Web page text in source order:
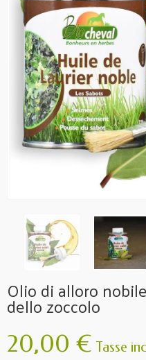
Olio di alloro
dello zoccolo
20,00 € Tasse